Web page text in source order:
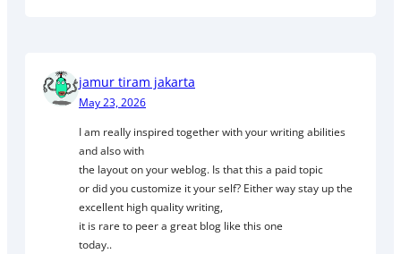
jamur tiram jakarta
May 23, 2026
I am really inspired together with your writing abilities
and also with
the layout on your weblog. Is that this a paid topic
or did you customize it your self? Either way stay up the
excellent high quality writing,
it is rare to peer a great blog like this one
today..